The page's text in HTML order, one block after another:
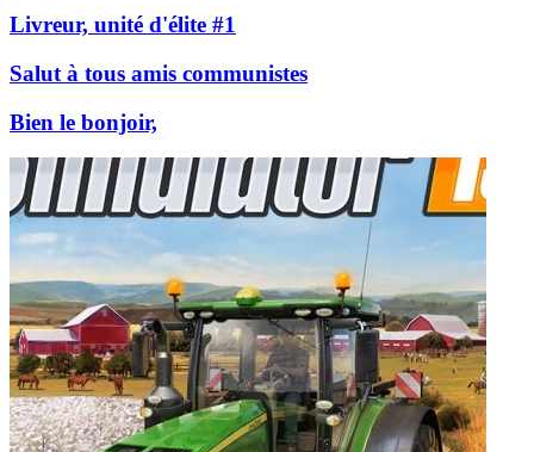
Livreur, unité d'élite #1
Salut à tous amis communistes
Bien le bonjoir,